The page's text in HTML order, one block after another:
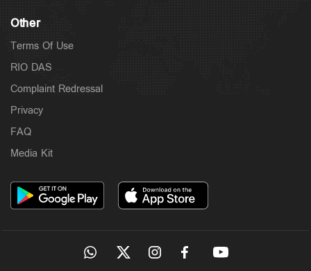
Other
Terms Of Use
RIO DAS
Complaint Redressal
Privacy
FAQ
Media Kit